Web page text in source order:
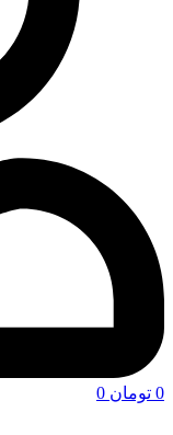
0 تومان 0